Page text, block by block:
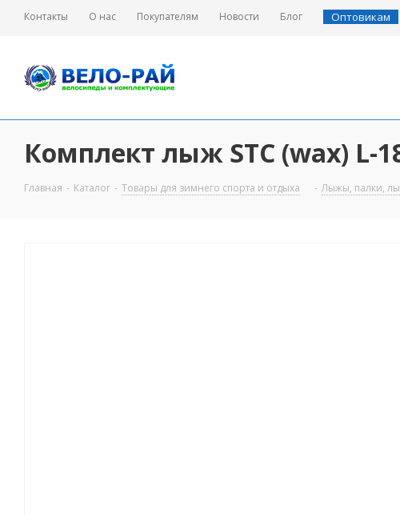
Контакты О нас Покупателям Новости Блог Оптовикам
Комплект лыж STC (wax) L-
Главная - Каталог - Товары для зимнего спорта и отдыха - Лыжы, палки,